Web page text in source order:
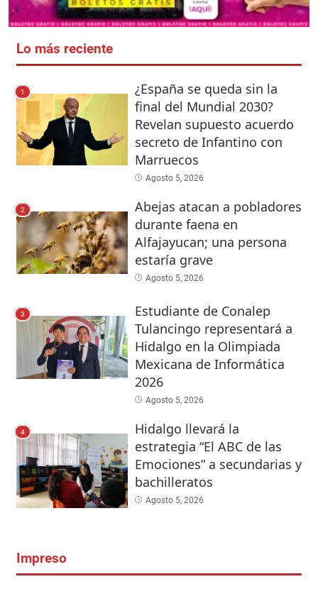
Lo más reciente
1
¿España se queda sin la
final del Mundial 2030?
Revelan supuesto acuerdo
secreto de Infantino con
Marruecos
Agosto 5, 2026
2
Abejas atacan a pobladores
durante faena en
Alfajayucan; una persona
estaría grave
Agosto 5, 2026
3
Estudiante de Conalep
Tulancingo representará a
Hidalgo en la Olimpiada
Mexicana de Informática
2026
Agosto 5, 2026
4
Hidalgo llevará la
estrategia “El ABC de las
Emociones” a secundarias y
bachilleratos
Agosto 5, 2026
Impreso